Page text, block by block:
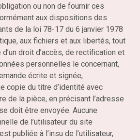
ou non de fournir ces
aux dispositions des
de la loi 78-17 du 6 janvier 1978
aux fichiers et aux libertés, tout
droit d’accès, de rectification et
personnelles le concernant,
écrite et signée,
copie du titre d’identité avec
de la pièce, en précisant l’adresse
doit être envoyée. Aucune
de l’utilisateur du site
publiée à l’insu de l’utilisateur,